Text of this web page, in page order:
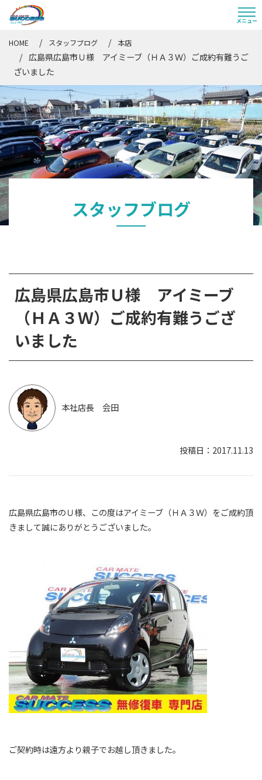
HOME スタッフブログ 本店
広島県広島市Ｕ様 アイミーブ（ＨＡ３Ｗ）ご成約有難うご
ざいました
スタッフブログ
広島県広島市Ｕ様 アイミーブ
（ＨＡ３Ｗ）ご成約有難うござ
いました
本社店長 会田
2017.11.13
広島県広島市のＵ様、この度はアイミーブ（ＨＡ３Ｗ）をご成約頂
きまして誠にありがとうございました。
ご契約時は遠方より親子でお越し頂きました。